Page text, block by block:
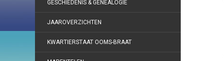
GESCHIEDENIS & GENEALOGIE
JAAROVERZICHTEN
KWARTIERSTAAT OOMS-BRAAT